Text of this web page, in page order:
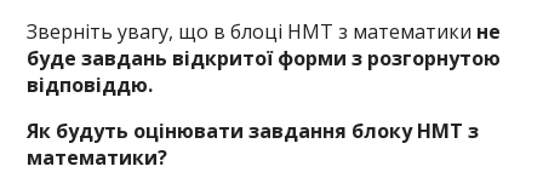
Зверніть увагу, що в блоці НМТ з математики не
буде завдань відкритої форми з розгорнутою
відповіддю.
Як будуть оцінювати завдання блоку НМТ з
математики?